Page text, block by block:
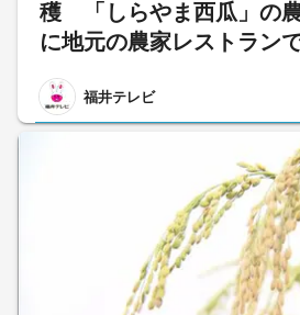
穫 「しらやま西瓜」の
に地元の農家レストラン
福井テレビ